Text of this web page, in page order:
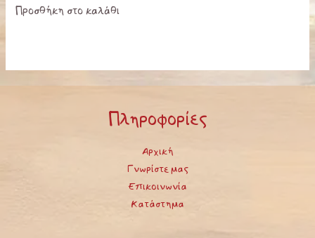
Προσθήκη στο καλάθι
Πληροφορίες
Αρχική
Γνωρίστε μας
Επικοινωνία
Κατάστημα